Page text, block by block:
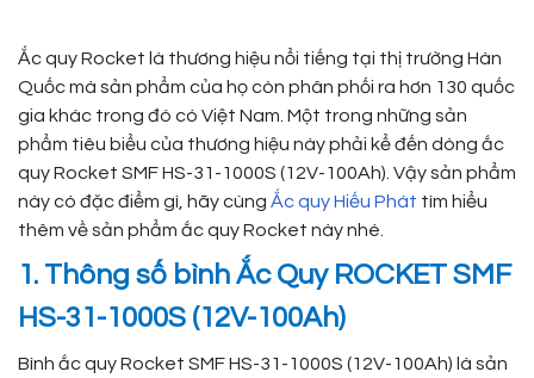
Ắc quy Rocket là thương hiệu nổi tiếng tại thị trường Hàn
Quốc mà sản phẩm của họ còn phân phối ra hơn 130 quốc
gia khác trong đó có Việt Nam. Một trong những sản
phẩm tiêu biểu của thương hiệu này phải kể đến dòng ắc
quy Rocket SMF HS-31-1000S (12V-100Ah). Vậy sản phẩm
này có đặc điểm gì, hãy cùng Ắc quy Hiếu Phát tìm hiểu
thêm về sản phẩm ắc quy Rocket này nhé.
1. Thông số bình Ắc Quy ROCKET SMF
HS-31-1000S (12V-100Ah)
Bình ắc quy Rocket SMF HS-31-1000S (12V-100Ah) là sản